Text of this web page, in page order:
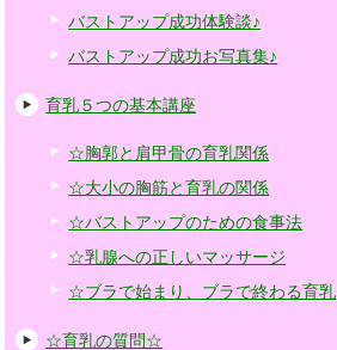
バストアップ成功体験談♪
バストアップ成功お写真集♪
育乳５つの基本講座
☆胸郭と肩甲骨の育乳関係
☆大小の胸筋と育乳の関係
☆バストアップのための食事法
☆乳腺への正しいマッサージ
☆ブラで始まり、ブラで終わる育乳
☆育乳の質問☆